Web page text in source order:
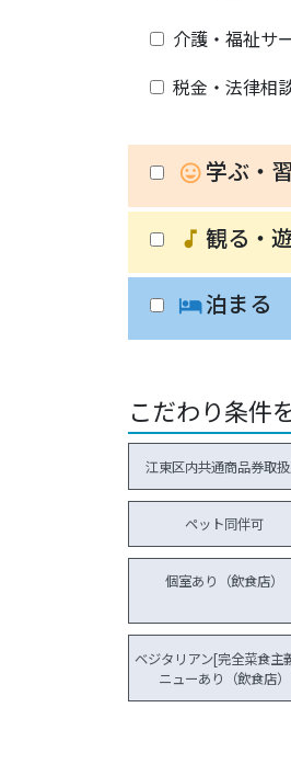
介護・福祉サ
税金・法律相
insert_emoticon 学ぶ・
music_note 観る・
hotel泊まる
こだわり条件
江東区内共通商品券取
ペット同伴可
個室あり（飲食店）
ベジタリアン[完全菜食主
ニューあり（飲食店）